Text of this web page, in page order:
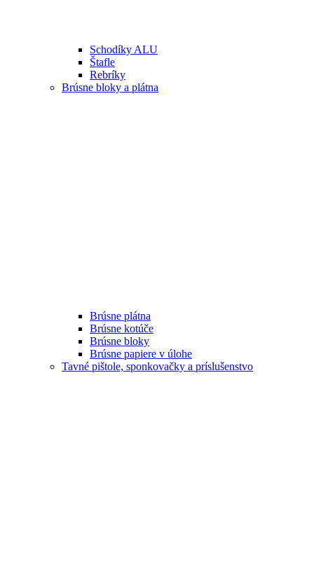
Schodíky ALU
Štafle
Rebríky
Brúsne bloky a plátna
Brúsne plátna
Brúsne kotúče
Brúsne bloky
Brúsne papiere v úlohe
Tavné pištole, sponkovačky a príslušenstvo